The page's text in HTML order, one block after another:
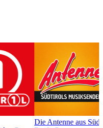
Die Antenne aus